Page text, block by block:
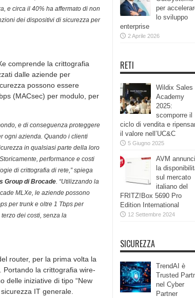
e circa il 40% ha affermato di non
dei dispositivi di sicurezza per
comprende la crittografia
dalle aziende per
possono essere
(MACsec) per modulo, per
e di conseguenza proteggere
ogni azienda. Quando i clienti
in qualsiasi parte della loro
performance e costi
di crittografia di rete,” spiega
Group di Brocade. “Utilizzando la
MLXe, le aziende possono
per trunk e oltre 1 Tbps per
dei costi, senza la
router, per la prima volta la
Portando la crittografia wire-
delle iniziative di tipo “New
IT generale.
per
lo sviluppo
enterprise
2 Aprile 2026
RETI
Wildix Sales
Academy
2025:
scomporre il
ciclo di vendita e
il valore nell’UC&C
5 Giugno 2025
AVM
la
sul mercato
italiano del
FRITZ!Box 5690 Pro
Edition International
12 Settembre 2024
SICUREZZA
TrendAI è
Trusted
nel Cyber
Partner